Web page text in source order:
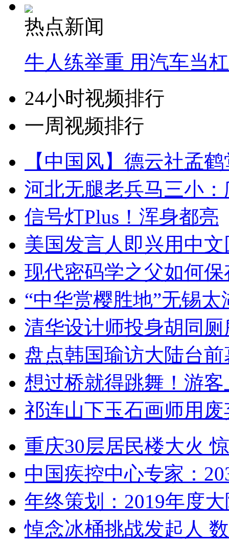
热点新闻
牛人练举重 用汽车当
24小时视频排行
一周视频排行
【中国风】德云社孟
河北无腿老兵马三小
信号灯Plus！浑身都亮
美国发言人即兴用中
现代密码学之父如何
“中华赏樱胜地”无锡
清华设计师投身胡同
盘点韩国瑜访大陆台
想过桥就得跳舞！游客
祁连山下玉石画师用
重庆30层居民楼大火
中国疾控中心专家：
年终策划：2019年度
悼念冰桶挑战发起人